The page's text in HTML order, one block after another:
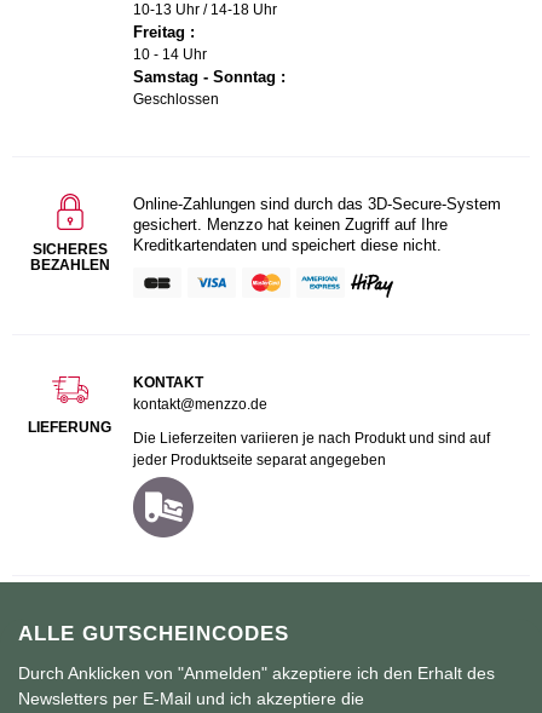
ALLE GUTSCHEINCODES
Durch Anklicken von "Anmelden" akzeptiere ich den Erhalt des
Newsletters per E-Mail und ich akzeptiere die
10-13 Uhr / 14-18 Uhr
Freitag :
10 - 14 Uhr
Samstag - Sonntag :
Geschlossen
SICHERES
BEZAHLEN
Online-Zahlungen sind durch das 3D-Secure-System
gesichert. Menzzo hat keinen Zugriff auf Ihre
Kreditkartendaten und speichert diese nicht.
LIEFERUNG
KONTAKT
kontakt@menzzo.de
Die Lieferzeiten variieren je nach Produkt und sind auf
jeder Produktseite separat angegeben